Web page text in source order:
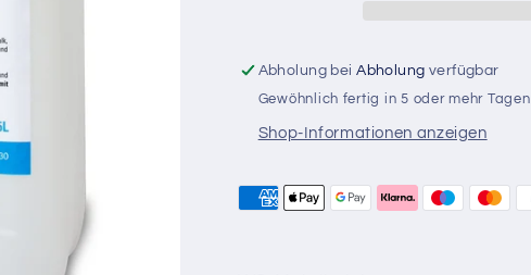
Abholung beiAbholung verfügbar
Gewöhnlich fertig in 5 oder mehr Tagen
Shop-Informationen anzeigen